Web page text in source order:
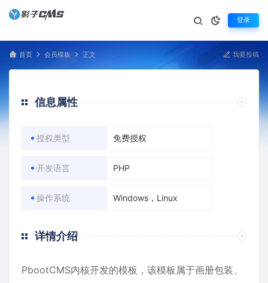
登录
首页 会员模板 正文 我要投稿
信息属性
授权类型 免费授权
开发语言 PHP
操作系统 Windows，Linux
详情介绍
PbootCMS内核开发的模板，该模板属于画册包装、